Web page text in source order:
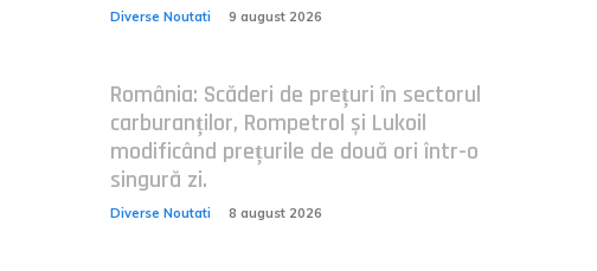
Diverse Noutati 9 august 2026
România: Scăderi de prețuri în sectorul
carburanților, Rompetrol și Lukoil
modificând prețurile de două ori într-o
singură zi.
Diverse Noutati 8 august 2026